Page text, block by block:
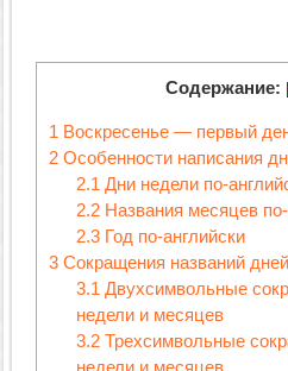
Содержание:
1 Воскресенье — первый
2 Особенности написания
2.1 Дни недели по-
2.2Названия месяцев по-
2.3Год по-английски
3 Сокращения названий
3.1 Двухсимвольные
недели и месяцев
3.2Трехсимвольные